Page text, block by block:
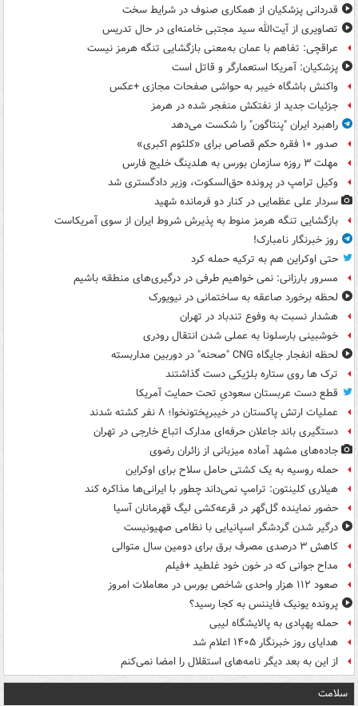
قدردانی پزشکیان از همکاری صنوف در شرایط سخت
تصاویری از آیت‌الله سید مجتبی خامنه‌ای در حال تدریس
عراقچی: تفاهم با عمان به‌معنی بازگشایی تنگه هرمز نیست
پزشکیان: آمریکا استعمارگر و قاتل است
واکنش باشگاه خیبر به حواشی صفحات مجازی +عکس
جزئیات جدید از نفتکش منفجر شده در هرمز
راهبرد ایران "پنتاگون" را شکست می‌دهد
صدور ۱۰ فقره حکم قصاص برای «کلثوم اکبری»
مهلت ۳ روزه سازمان بورس به هلدینگ خلیج فارس
وکیل ترامپ در پرونده حق‌السکوت، وزیر دادگستری شد
سردار علی عظمایی در کنار دو فرمانده شهید
بازگشایی تنگه هرمز منوط به پذیرش شروط ایران از سوی آمریکاست
روز خبرنگار نامبارک!
حتی اوکراین هم به ترکیه حمله کرد
مسرور بارزانی: نمی خواهیم طرفی در درگیری‌های منطقه باشیم
لحظه برخورد صاعقه به ساختمانی در نیویورک
هشدار نسبت به وفوع تندباد در تهران
خوشبینی بارسلونا به عملی شدن انتقال رودری
لحظه انفجار جایگاه CNG "صحنه" در دوربین مداربسته
ترک ها روی ستاره بلژیکی دست گذاشتند
قطع دست عربستان سعودیِ تحت حمایت آمریکا
عملیات ارتش پاکستان در خیبرپختونخوا؛ ۸ نفر کشته شدند
دستگیری باند جاعلان حرفه‌ای مدارک اتباع خارجی در تهران
جاده‌های مشهد آماده میزبانی از زائران رضوی
حمله روسیه به یک کشتی حامل سلاح برای اوکراین
هیلاری کلینتون: ترامپ نمی‌داند چطور با ایرانی‌ها مذاکره کند
حضور نماینده گل‌گهر در قرعه‌کشی لیگ قهرمانان آسیا
درگیر شدن گردشگر اسپانیایی با نظامی صهیونیست
کاهش ۳ درصدی مصرف برق برای دومین سال متوالی
مداح جوانی که در خون خود غلطید +فیلم
صعود ۱۱۲ هزار واحدی شاخص بورس در معاملات امروز
پرونده یونیک فایننس به کجا رسید؟
حمله پهپادی به پالایشگاه لیبی
هدایای روز خبرنگار ۱۴۰۵ اعلام شد
از این به بعد دیگر نامه‌های استقلال را امضا نمی‌کنم
سلامت